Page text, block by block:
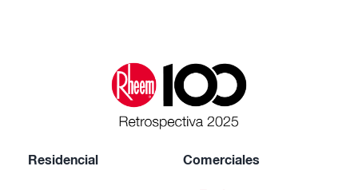
Residencial Comerciales